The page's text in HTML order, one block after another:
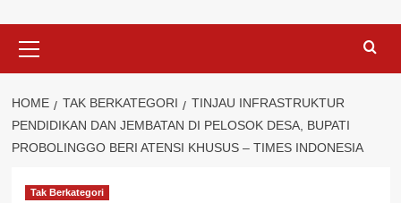
Menu
HOME TAK BERKATEGORI
TINJAU INFRASTRUKTUR
PENDIDIKAN DAN JEMBATAN DI PELOSOK DESA, BUPATI
PROBOLINGGO BERI ATENSI KHUSUS – TIMES INDONESIA
Tak Berkategori